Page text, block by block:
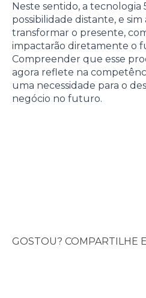
Neste sentido, a tecnologia
possibilidade distante, e
transformar o presente,
impactarão diretamente o
Compreender que esse
agora reflete na
uma necessidade para o
negócio no futuro.
GOSTOU? COMPARTILHE